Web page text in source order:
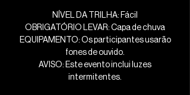
NÍVEL DA TRILHA: Fácil
OBRIGATÓRIO LEVAR: Capa de chuva
EQUIPAMENTO: Os participantes usarão
fones de ouvido.
AVISO: Este evento inclui luzes
intermitentes.